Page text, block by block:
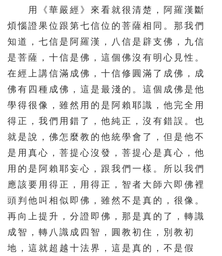
501 502 503 504 505
506 507 508 509 510
511 512 513 514 515
516 517 518 519 520
521 522 523 524 525
531 532 533 534 535
536 537 538 539 540
541 542 543 544 545
546 547 548 549 550
556 557 558 559 560
561 562 563 564 565
566 567 568 569 570
用《華嚴經》來看就很清楚，阿羅漢斷
煩惱證果位跟第七信位的菩薩相同。那我們
知道，七信是阿羅漢，八信是辟支佛，九信
是菩薩，十信是佛，這個佛沒有明心見性。
在經上講信滿成佛，十信修圓滿了成佛，成
佛有四種成佛，這是最淺的。這個成佛是他
學得很像，雖然用的是阿賴耶識，他完全用
得正，我們用錯了，他純正，沒有錯誤。也
就是說，佛怎麼教的他統學會了，但是他不
是用真心，菩提心沒發，菩提心是真心，他
用的是阿賴耶妄心，跟我們一樣。所以我們
應該要用得正，用得正，智者大師六即佛裡
頭判他叫相似即佛，雖然不是真的，很像。
再向上提升，分證即佛，那是真的了，轉識
成智，轉八識成四智，圓教初住，別教初
地，這就超越十法界，這是真的，不是假